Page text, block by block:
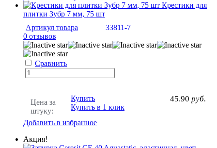
Крестики для
плитки Зубр 7 мм, 75 шт
Артикул товара
33811-7
0 отзывов
Сравнить
Цена за
штуку:
45.90 руб.
Купить
Купить в 1 клик
Добавить в избранное
Акция!